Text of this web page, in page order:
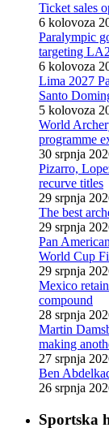
Ticket sales
6 kolovoza
Paralympic
targeting
6 kolovoza
Lima 2027
Santo
5 kolovoza
World
programme
30 srpnja
Pizarro,
recurve titles
29 srpnja
The best
29 srpnja
Pan
World Cup
29 srpnja
Mexico
compound
28 srpnja
Martin
making
27 srpnja
Ben
26 srpnja
Sportska